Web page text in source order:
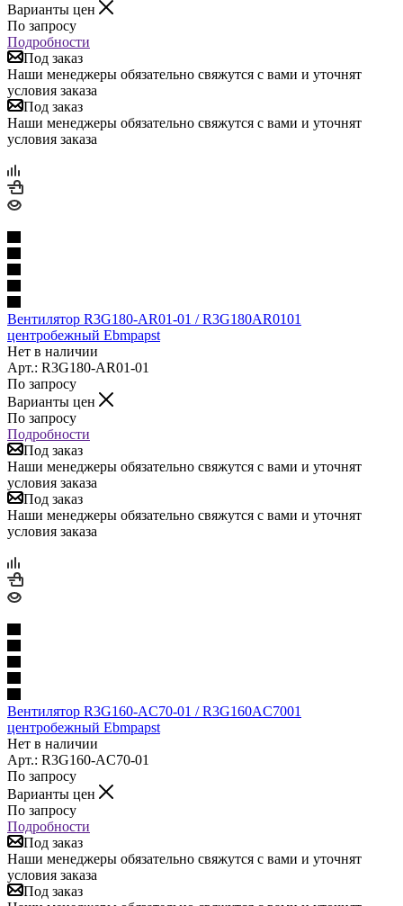
Варианты цен
По запросу
Подробности
Под заказ
Наши менеджеры обязательно свяжутся с вами и уточнят
условия заказа
Под заказ
Наши менеджеры обязательно свяжутся с вами и уточнят
условия заказа
Вентилятор R3G180-AR01-01 / R3G180AR0101
центробежный Ebmpapst
Нет в наличии
Арт.: R3G180-AR01-01
По запросу
Варианты цен
По запросу
Подробности
Под заказ
Наши менеджеры обязательно свяжутся с вами и уточнят
условия заказа
Под заказ
Наши менеджеры обязательно свяжутся с вами и уточнят
условия заказа
Вентилятор R3G160-AC70-01 / R3G160AC7001
центробежный Ebmpapst
Нет в наличии
Арт.: R3G160-AC70-01
По запросу
Варианты цен
По запросу
Подробности
Под заказ
Наши менеджеры обязательно свяжутся с вами и уточнят
условия заказа
Под заказ